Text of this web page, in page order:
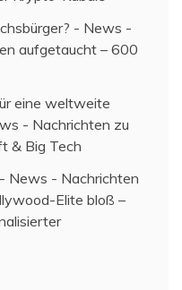
- News -
aufgetaucht – 600
eine weltweite
- Nachrichten zu
& Big Tech
News - Nachrichten
Elite bloß –